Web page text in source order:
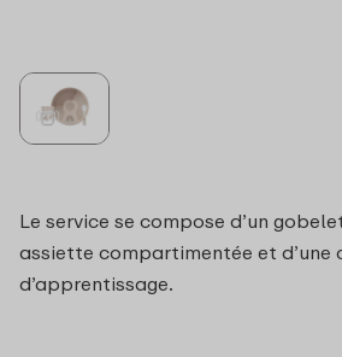
Le service se compose d’un
assiette compartimentée et d’une
d’apprentissage.